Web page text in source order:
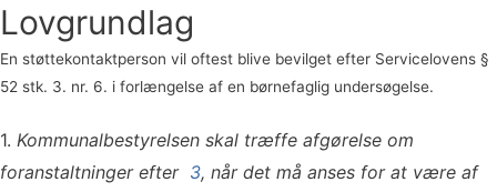
Lovgrundlag
En støttekontaktperson vil oftest blive bevilget efter Servicelovens §
52 stk. 3. nr. 6. i forlængelse af en børnefaglig undersøgelse.
1. Kommunalbestyrelsen skal træffe afgørelse om
foranstaltninger efter 3, når det må anses for at være af